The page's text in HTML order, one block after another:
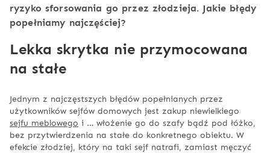
ryzyko sforsowania go przez złodzieja. Jakie błędy
popełniamy najczęściej?
Lekka skrytka nie przymocowana
na stałe
Jednym z najczęstszych błędów popełnianych przez
użytkowników sejfów domowych jest zakup niewielkiego
sejfu meblowego i … włożenie go do szafy bądź pod łóżko,
bez przytwierdzenia na stałe do konkretnego obiektu. W
efekcie złodziej, który na taki sejf natrafi, zamiast męczyć